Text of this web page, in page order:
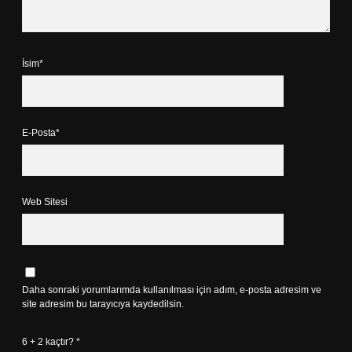
İsim*
E-Posta*
Web Sitesi
Daha sonraki yorumlarımda kullanılması için adım, e-posta adresim ve
site adresim bu tarayıcıya kaydedilsin.
6 + 2 kaçtır? *